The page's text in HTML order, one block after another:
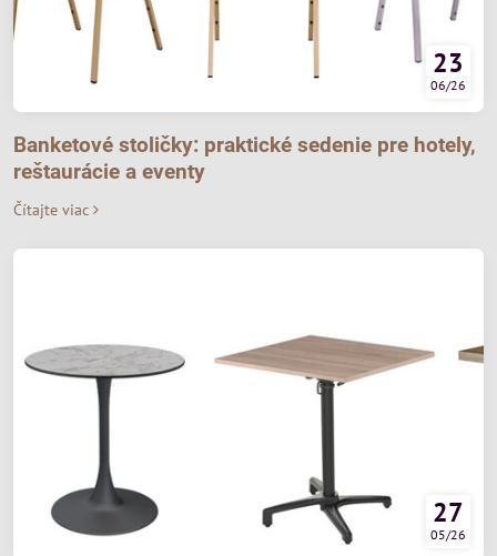
23
06/26
Banketové stoličky: praktické sedenie pre hotely,
reštaurácie a eventy
Čítajte viac
27
05/26